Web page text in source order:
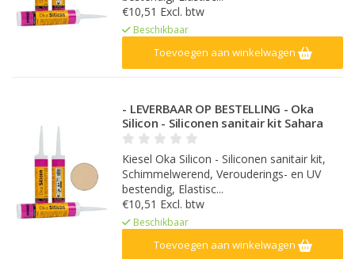
€10,51 Excl. btw
Beschikbaar
Toevoegen aan winkelwagen
- LEVERBAAR OP BESTELLING - Oka
Silicon - Siliconen sanitair kit Sahara
Kiesel Oka Silicon - Siliconen sanitair kit,
Schimmelwerend, Verouderings- en UV
bestendig, Elastisc...
€10,51 Excl. btw
Beschikbaar
Toevoegen aan winkelwagen